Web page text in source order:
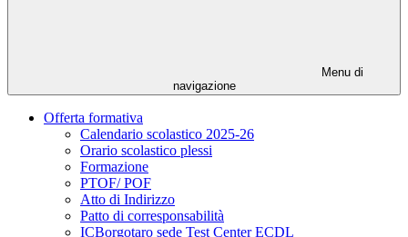
Menu di
navigazione
Offerta formativa
Calendario scolastico 2025-26
Orario scolastico plessi
Formazione
PTOF/ POF
Atto di Indirizzo
Patto di corresponsabilità
ICBorgotaro sede Test Center ECDL